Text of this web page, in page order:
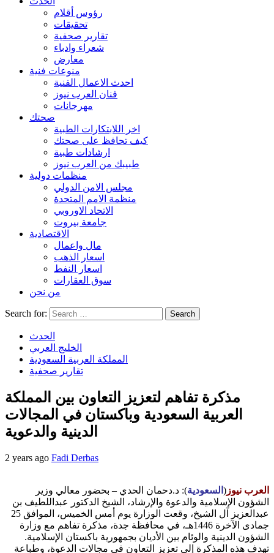
رؤوس أقلام
تحقيقات
تقارير صحفية
شعراء وادباء
معارض
منوعات فنية
احدث الاعمال الفنية
فنان العرب نيوز
مهرجانات
صحتك
اخر اللابتكارات الطبية
كيف تحافظ على صحتك
ارشادات طبية
طبيبك من العرب نيوز
منظمات دولية
مجلس الامن الدولي
منظمة الامم المتحدة
الاتحاد الاوروبي
جامعة بيروت
الاقتصادية
مال واعمال
اسعار الذهب
اسعار النفط
سوق العقارات
من نحن
Search for:
الحدث
الخليج العربي
المملكة العربية السعودية
تقارير صحفية
مذكرة تفاهم لتعزيز التعاون بين المملكة
العربية السعودية وباكستان في المجالات
الدينية والدعوية
2 years ago Fadi Derbas
العرب نيوز ( السعودية): د.دحمان الحدي – بحضور معالي وزير
الشؤون الإسلامية والدعوة والإرشاد، الشيخ الدكتور عبداللطيف بن
عبدالعزيز آل الشيخ، وقعت الوزارة يوم أمس الخميس، الموافق 25
جمادى الآخرة 1446هـ، في محافظة جدة، مذكرة تفاهم مع وزارة
الشؤون الدينية والوئام بين الأديان بجمهورية باكستان الإسلامية.
تهدف هذه المذكرة إلى تعزيز التعاون في مجالات الدعوة، وطباعة